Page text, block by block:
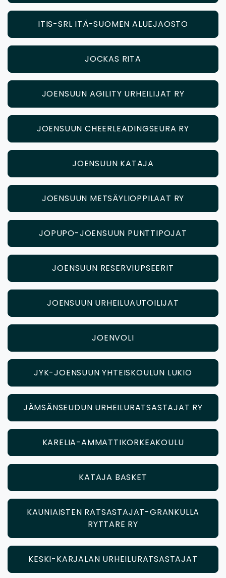
ITIS-SRL ITÄ-SUOMEN ALUEJAOSTO
JOCKAS RITA
JOENSUUN AGILITY URHEILIJAT RY
JOENSUUN CHEERLEADINGSEURA RY
JOENSUUN KATAJA
JOENSUUN METSÄYLIOPPILAAT RY
JOPUPO-JOENSUUN PUNTTIPOJAT
JOENSUUN RESERVIUPSEERIT
JOENSUUN URHEILUAUTOILIJAT
JOENVOLI
JYK-JOENSUUN YHTEISKOULUN LUKIO
JÄMSÄNSEUDUN URHEILURATSASTAJAT RY
KARELIA-AMMATTIKORKEAKOULU
KATAJA BASKET
KAUNIAISTEN RATSASTAJAT-GRANKULLA
RYTTARE RY
KESKI-KARJALAN URHEILURATSASTAJAT